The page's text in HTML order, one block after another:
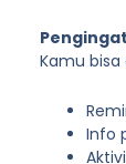
Kamu
Info